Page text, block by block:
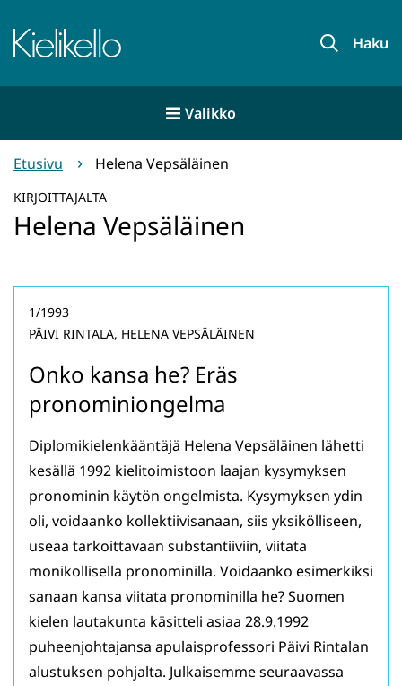
sisältöön
Etusivu Haku
Valikko
Etusivu Helena Vepsäläinen
KIRJOITTAJALTA
Helena Vepsäläinen
Onko kansa he? Eräs
pronominiongelma
1/1993
PÄIVI RINTALA, HELENA VEPSÄLÄINEN
Diplomikielenkääntäjä Helena Vepsäläinen lähetti
kesällä 1992 kielitoimistoon laajan kysymyksen
pronominin käytön ongelmista. Kysymyksen ydin
oli, voidaanko kollektiivisanaan, siis yksikölliseen,
useaa tarkoittavaan substantiiviin, viitata
monikollisella pronominilla. Voidaanko esimerkiksi
sanaan kansa viitata pronominilla he? Suomen
kielen lautakunta käsitteli asiaa 28.9.1992
puheenjohtajansa apulaisprofessori Päivi Rintalan
alustuksen pohjalta. Julkaisemme seuraavassa